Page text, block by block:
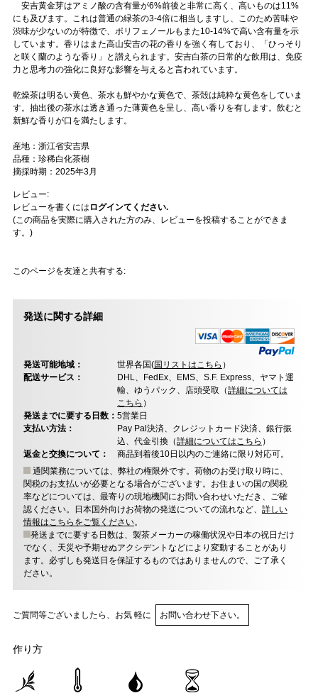
安吉黄金芽はアミノ酸の含有量が6%前後と非常に高く、高いものは11%
にも及びます。これは普通の緑茶の3-4倍に相当しますし、このため苦味や
渋味が少ないのが特徴で、ポリフェノールもまた10-14%で高い含有量を示
しています。香りはまた高山安吉の花の香りを強く有しており、「ひっそり
と咲く蘭のような香り」と讃えられます。安吉白茶の日常的な飲用は、免疫
力と思考力の強化に良好な影響を与えると言われています。
乾燥茶は明るい黄色、茶水も鮮やかな黄色で、茶殻は純粋な黄色をしていま
す。抽出後の茶水は透き通った薄黄色を呈し、高い香りを有します。飲むと
新鮮な香りが口を満たします。
産地：浙江省安吉県
品種：珍稀白化茶樹
摘採時期：2025年3月
レビュー:
レビューを書くには ログインてください.
(この商品を実際に購入された方のみ、レビューを投稿することができま
す。)
このページを友達と共有する:
発送に関する詳細
発送可能地域： 世界各国(国リストはこちら ）
配送サービス：
DHL、FedEx、EMS、S.F. Express、ヤマト運
輸、ゆうパック、店頭受取（詳細については
こちら ）
発送までに要する日数： 5営業日
支払い方法：
Pay Pal決済、クレジットカード決済、銀行振
込、代金引換（詳細についてはこちら ）
返金と交換について：
商品到着後10日以内のご連絡に限り対応可。
通関業務については、弊社の権限外です。荷物のお受け取り時に、
関税のお支払いが必要となる場合がございます。お住まいの国の関税
率などについては、最寄りの現地機関にお問い合わせいただき、ご確
認ください。日本国外向けお荷物の発送についての流れなど、 詳しい
情報はこちらをご覧ください。
発送までに要する日数は、製茶メーカーの稼働状況や日本の祝日だけ
でなく、天災や予期せぬアクシデントなどにより変動することがあり
ます。必ずしも発送日を保証するものではありませんので、ご了承く
ださい。
ご質問等ございましたら、お気 軽に お問い合わせ下さい。
作り方